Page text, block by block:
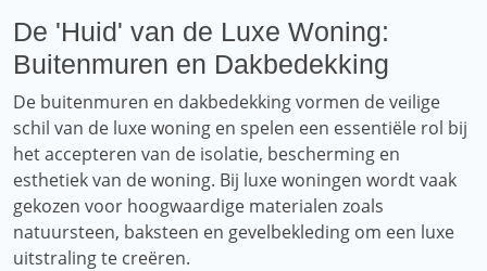
De 'Huid' van de Luxe Woning:
Buitenmuren en Dakbedekking
De buitenmuren en dakbedekking vormen de veilige
schil van de luxe woning en spelen een essentiële rol bij
het accepteren van de isolatie, bescherming en
esthetiek van de woning. Bij luxe woningen wordt vaak
gekozen voor hoogwaardige materialen zoals
natuursteen, baksteen en gevelbekleding om een ​​luxe
uitstraling te creëren.